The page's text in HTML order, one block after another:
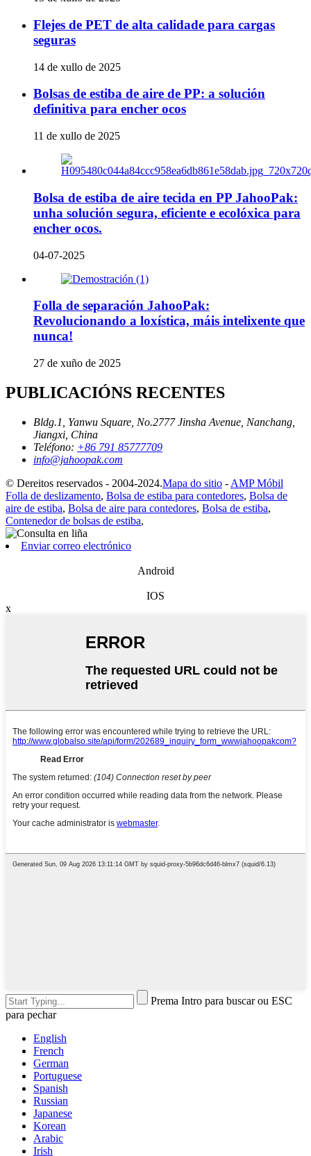
Flejes de PET de alta calidade para cargas
seguras
14 de xullo de 2025
Bolsas de estiba de aire de PP: a solución
definitiva para encher ocos
11 de xullo de 2025
Bolsa de estiba de aire tecida en PP JahooPak:
unha solución segura, eficiente e ecolóxica para
encher ocos.
04-07-2025
Folla de separación JahooPak:
Revolucionando a loxística, máis intelixente que
nunca!
27 de xuño de 2025
PUBLICACIÓNS RECENTES
Bldg.1, Yanwu Square, No.2777 Jinsha Avenue, Nanchang,
Jiangxi, China
Teléfono: +86 791 85777709
info@jahoopak.com
© Dereitos reservados - 2004-2024.Mapa do sitio - AMP Móbil
Folla de deslizamento, Bolsa de estiba para contedores, Bolsa de
aire de estiba, Bolsa de aire para contedores, Bolsa de estiba,
Contenedor de bolsas de estiba,
Enviar correo electrónico
Android
IOS
x
Prema Intro para buscar ou ESC
para pechar
English
French
German
Portuguese
Spanish
Russian
Japanese
Korean
Arabic
Irish